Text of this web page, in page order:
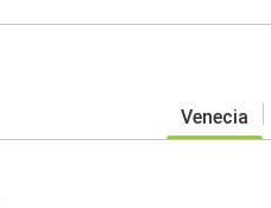
Venecia